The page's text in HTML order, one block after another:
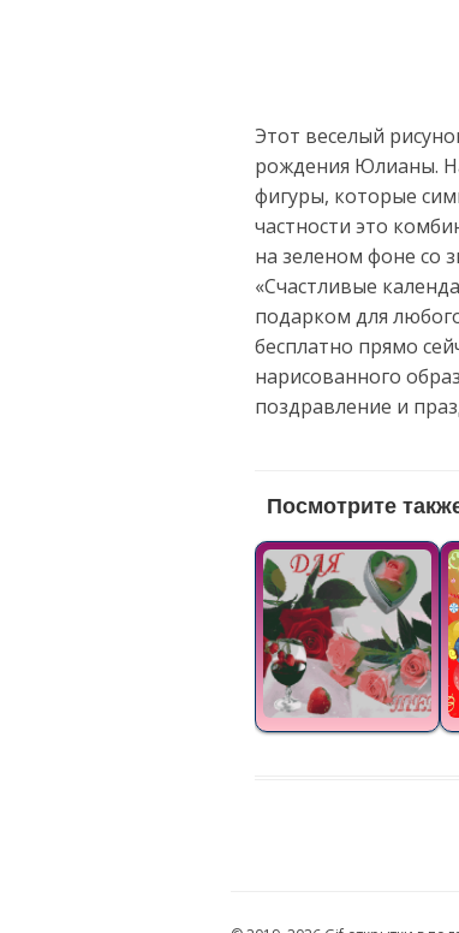
Этот веселый
рождения Юлианы.
фигуры, которые
частности это
на зеленом фоне со
«Счастливые
подарком для
бесплатно прямо
нарисованного
поздравление и
Посмотрите